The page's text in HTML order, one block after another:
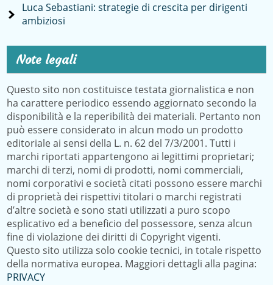
Luca Sebastiani: strategie di crescita per dirigenti
ambiziosi
Note legali
Questo sito non costituisce testata giornalistica e non
ha carattere periodico essendo aggiornato secondo la
disponibilità e la reperibilità dei materiali. Pertanto non
può essere considerato in alcun modo un prodotto
editoriale ai sensi della L. n. 62 del 7/3/2001. Tutti i
marchi riportati appartengono ai legittimi proprietari;
marchi di terzi, nomi di prodotti, nomi commerciali,
nomi corporativi e società citati possono essere marchi
di proprietà dei rispettivi titolari o marchi registrati
d’altre società e sono stati utilizzati a puro scopo
esplicativo ed a beneficio del possessore, senza alcun
fine di violazione dei diritti di Copyright vigenti.
Questo sito utilizza solo cookie tecnici, in totale rispetto
della normativa europea. Maggiori dettagli alla pagina:
PRIVACY